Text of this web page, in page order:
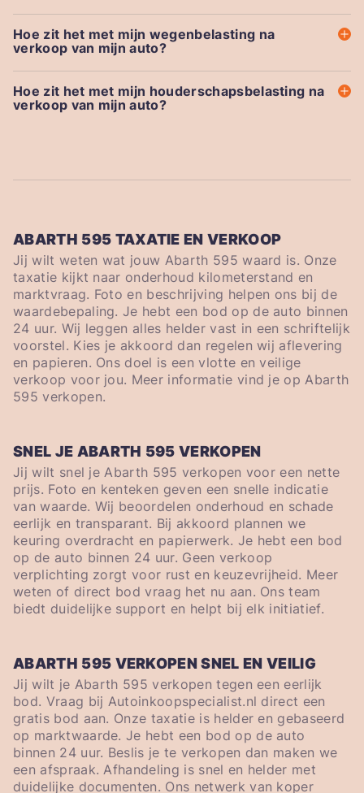
Hoe zit het met mijn wegenbelasting na
verkoop van mijn auto?
Hoe zit het met mijn houderschapsbelasting na
verkoop van mijn auto?
ABARTH 595 TAXATIE EN VERKOOP
Jij wilt weten wat jouw Abarth 595 waard is. Onze
taxatie kijkt naar onderhoud kilometerstand en
marktvraag. Foto en beschrijving helpen ons bij de
waardebepaling. Je hebt een bod op de auto binnen
24 uur. Wij leggen alles helder vast in een schriftelijk
voorstel. Kies je akkoord dan regelen wij aflevering
en papieren. Ons doel is een vlotte en veilige
verkoop voor jou. Meer informatie vind je op Abarth
595 verkopen.
SNEL JE ABARTH 595 VERKOPEN
Jij wilt snel je Abarth 595 verkopen voor een nette
prijs. Foto en kenteken geven een snelle indicatie
van waarde. Wij beoordelen onderhoud en schade
eerlijk en transparant. Bij akkoord plannen we
keuring overdracht en papierwerk. Je hebt een bod
op de auto binnen 24 uur. Geen verkoop
verplichting zorgt voor rust en keuzevrijheid. Meer
weten of direct bod vraag het nu aan. Ons team
biedt duidelijke support en helpt bij elk initiatief.
ABARTH 595 VERKOPEN SNEL EN VEILIG
Jij wilt je Abarth 595 verkopen tegen een eerlijk
bod. Vraag bij Autoinkoopspecialist.nl direct een
gratis bod aan. Onze taxatie is helder en gebaseerd
op marktwaarde. Je hebt een bod op de auto
binnen 24 uur. Beslis je te verkopen dan maken we
een afspraak. Afhandeling is snel en helder met
duidelijke documenten. Ons netwerk van koper